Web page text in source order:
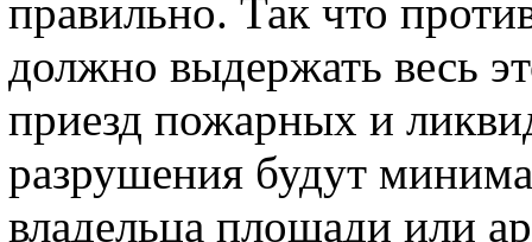
правильно. Так что
должно выдержать весь
приезд пожарных и
разрушения будут
владельца площади или